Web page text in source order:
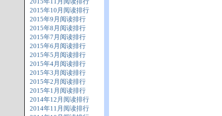
2015年10月阅读排行
2015年9月阅读排行
2015年8月阅读排行
2015年7月阅读排行
2015年6月阅读排行
2015年5月阅读排行
2015年4月阅读排行
2015年3月阅读排行
2015年2月阅读排行
2015年1月阅读排行
2014年12月阅读排行
2014年11月阅读排行